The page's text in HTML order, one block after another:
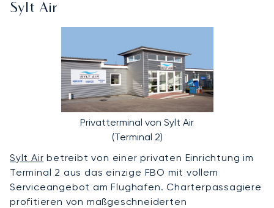
Sylt Air
Privatterminal von Sylt Air
(Terminal 2)
Sylt Air betreibt von einer privaten Einrichtung im
Terminal 2 aus das einzige FBO mit vollem
Serviceangebot am Flughafen. Charterpassagiere
profitieren von maßgeschneiderten